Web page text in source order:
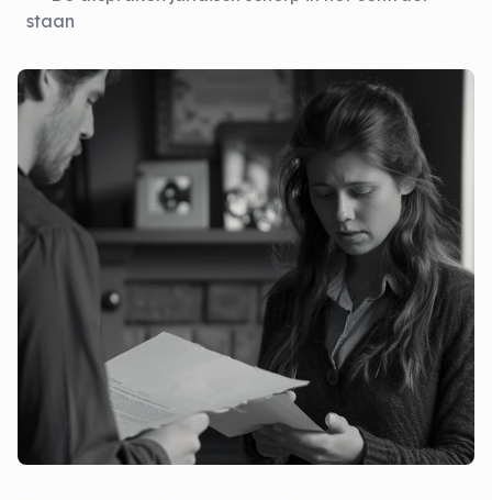
staan